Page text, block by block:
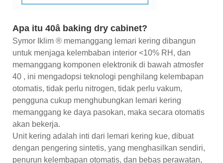
Apa itu 40â baking dry cabinet?
Symor Iklim ® memanggang lemari kering dibangun
untuk menjaga kelembaban interior <10% RH, dan
memanggang komponen elektronik di bawah atmosfer
40 , ini mengadopsi teknologi penghilang kelembapan
otomatis, tidak perlu nitrogen, tidak perlu vakum,
pengguna cukup menghubungkan lemari kering
memanggang ke daya pasokan, maka secara otomatis
akan bekerja.
Unit kering adalah inti dari lemari kering kue, dibuat
dengan pengering sintetis, yang menghasilkan sendiri,
penurun kelembapan otomatis, dan bebas perawatan,